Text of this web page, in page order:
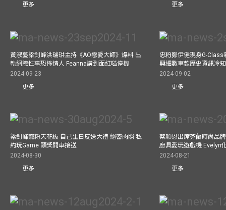
更多
更多
黃淑蔓梁釗峰洪瑞珙主持《AO戀愛大師》爆料 出
軌網戀性事恐怖情人 Feanna講到面紅嗌停機
2024-09-23
更多
忠粉鄭伊健現身G-
興細數車款歷史資訊冷
2024-09-02
更多
梁釗峰寵粉天花板 自己生日反送大禮 絕密肉照 私
約玩Game 頭獎開車接送
2024-08-30
更多
蔡穎恩出席芬蘭時尚品
廚具愛玩遊戲機 Evelyn
2024-08-21
更多